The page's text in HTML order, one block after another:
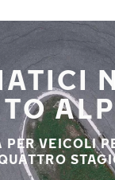
PER VEICOLI